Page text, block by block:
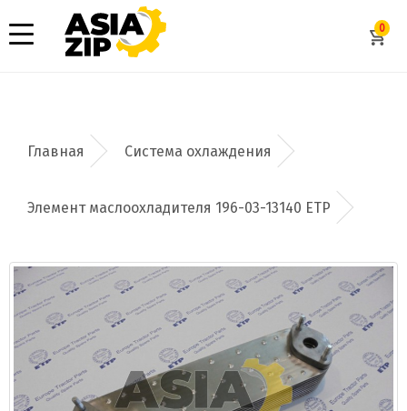
0
Добавить заявку
Допустимые форматы: .xls, .xlsx
Система охлаждения
Элемент маслоохладителя 196-03-13140 ETP